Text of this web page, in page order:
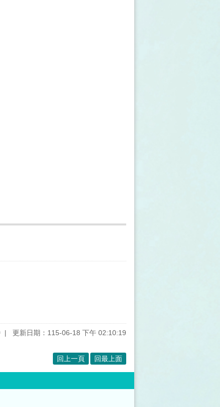
更新日期：115-06-18 下午 02:10:19
回上一頁 回最上面